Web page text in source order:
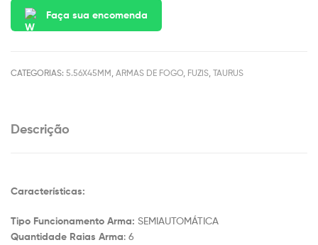
Faça sua encomenda
CATEGORIAS: 5.56X45MM ARMAS DE FOGO FUZIS TAURUS
Descrição
Características:
Tipo Funcionamento Arma: SEMIAUTOMÁTICA
Quantidade Raias Arma: 6